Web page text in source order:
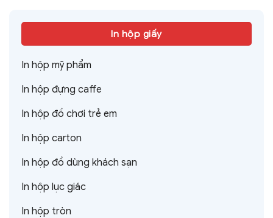
In hộp giấy
In hộp mỹ phẩm
In hộp đựng caffe
In hộp đồ chơi trẻ em
In hộp carton
In hộp đồ dùng khách sạn
In hộp lục giác
In hộp tròn